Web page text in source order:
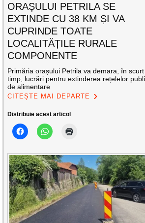
ORAȘULUI PETRILA SE
EXTINDE CU 38 KM ȘI VA
CUPRINDE TOATE
LOCALITĂȚILE RURALE
COMPONENTE
Primăria orașului Petrila va demara, în scurt
timp, lucrări pentru extinderea rețelelor
de alimentare
CITEȘTE MAI DEPARTE
Distribuie acest articol